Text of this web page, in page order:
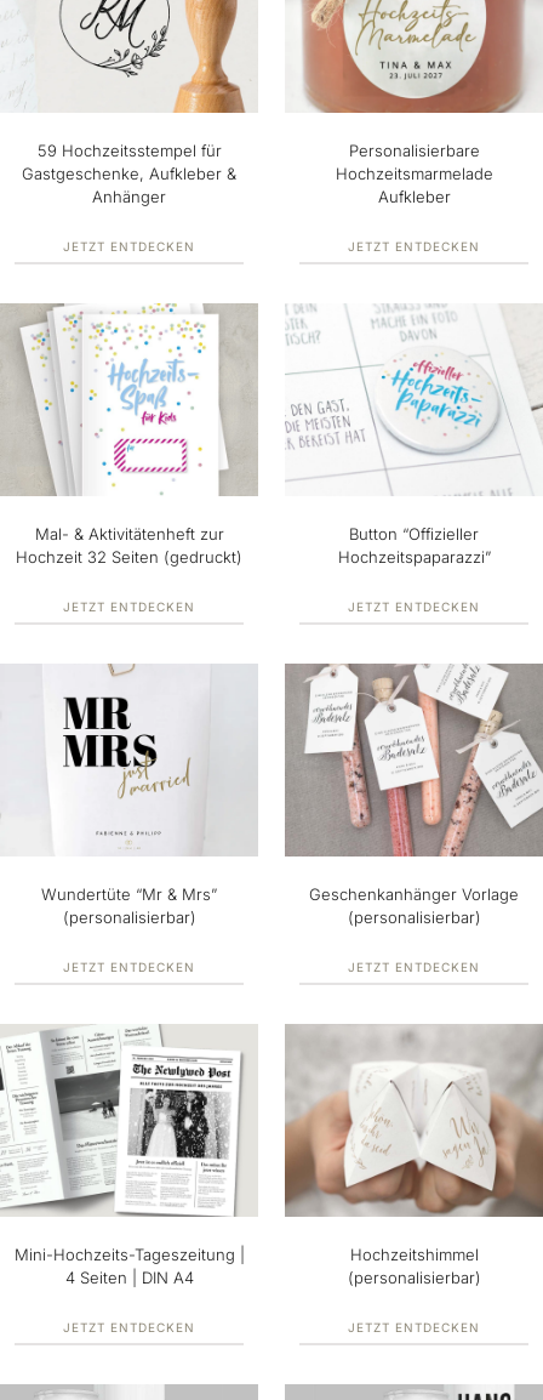
59 Hochzeitsstempel für
Gastgeschenke, Aufkleber &
Anhänger
JETZT ENTDECKEN
Personalisierbare
Hochzeitsmarmelade
Aufkleber
JETZT ENTDECKEN
Mal- & Aktivitätenheft zur
Hochzeit 32 Seiten (gedruckt)
JETZT ENTDECKEN
Button “Offizieller
Hochzeitspaparazzi”
JETZT ENTDECKEN
Wundertüte “Mr & Mrs”
(personalisierbar)
JETZT ENTDECKEN
Geschenkanhänger Vorlage
(personalisierbar)
JETZT ENTDECKEN
Mini-Hochzeits-Tageszeitung |
4 Seiten | DIN A4
JETZT ENTDECKEN
Hochzeitshimmel
(personalisierbar)
JETZT ENTDECKEN